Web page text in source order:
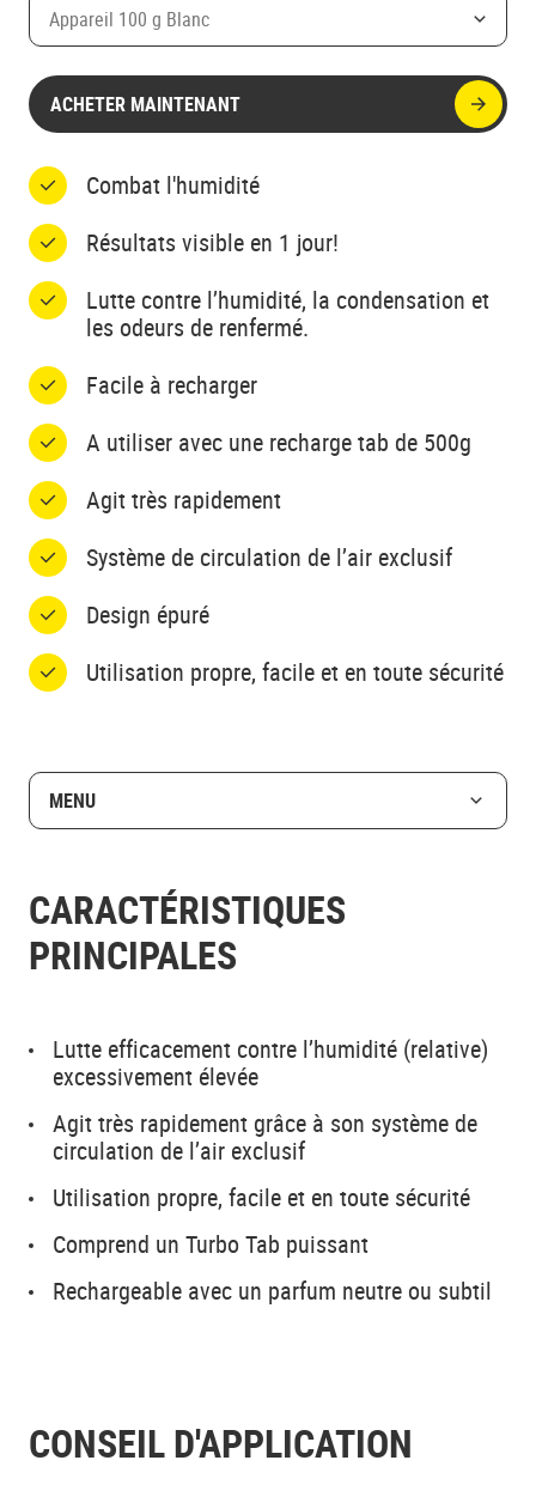
Appareil 100 g Blanc
ACHETER MAINTENANT
Combat l'humidité
Résultats visible en 1 jour!
Lutte contre l’humidité, la condensation et
les odeurs de renfermé.
Facile à recharger
A utiliser avec une recharge tab de 500g
Agit très rapidement
Système de circulation de l’air exclusif
Design épuré
Utilisation propre, facile et en toute sécurité
MENU
CARACTÉRISTIQUES
PRINCIPALES
Lutte efficacement contre l’humidité (relative)
excessivement élevée
Agit très rapidement grâce à son système de
circulation de l’air exclusif
Utilisation propre, facile et en toute sécurité
Comprend un Turbo Tab puissant
Rechargeable avec un parfum neutre ou subtil
CONSEIL D'APPLICATION